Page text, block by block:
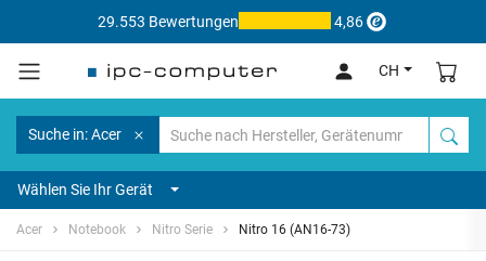
29.553 Bewertungen 4,86
CH
Suche in: Acer
Wählen Sie Ihr Gerät
Acer Notebook Nitro Serie Nitro 16 (AN16-73)